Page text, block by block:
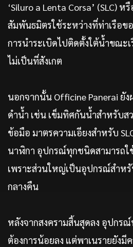
‘Siluro a Lenta Corsa’ (SLC)
สัมพันธมิตรใช้ระหว่างที่ท่าเรือข
การนำระเบิดไปติดตั้งใต้น้ำขณะ
ไม่เป็นที่สังเกต
นอกจากนั้น Officine Panerai ยั
ดำน้ำ เช่น เข็มทิศกันน้ำสำหรับ
ข้อมือ มาตรความเอียงสำหรับ
นาฬิกา อุปกรณ์ทุกชนิดสามารถ
เพราะส่วนใหญ่เป็นอุปกรณ์สำห
กลางคืน
หลังจากสงครามสิ้นสุดลง อุปกร
ต้องการน้อยลง แต่พาเนรายยัง